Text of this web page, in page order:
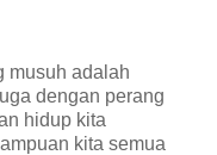
musuh adalah
dengan perang
hidup kita
kita semua